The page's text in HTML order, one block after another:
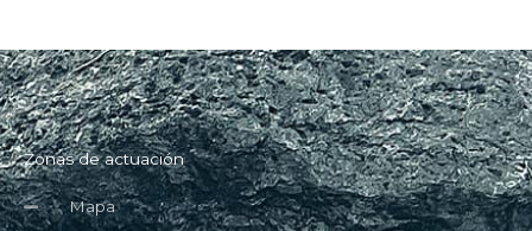
Zonas de actuación
Mapa